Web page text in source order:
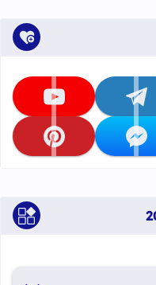
تابعنا على telegram تابعنا على youtube
تابعنا على messenger تابعنا على pinterest